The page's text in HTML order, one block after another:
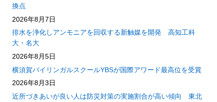
換点
2026年8月7日
排水を浄化しアンモニアを回収する新触媒を開発 高知工科
大・名大
2026年8月5日
横須賀バイリンガルスクールYBSが国際アワード最高位を受賞
2026年8月3日
近所づきあいが良い人は防災対策の実施割合が高い傾向 東北